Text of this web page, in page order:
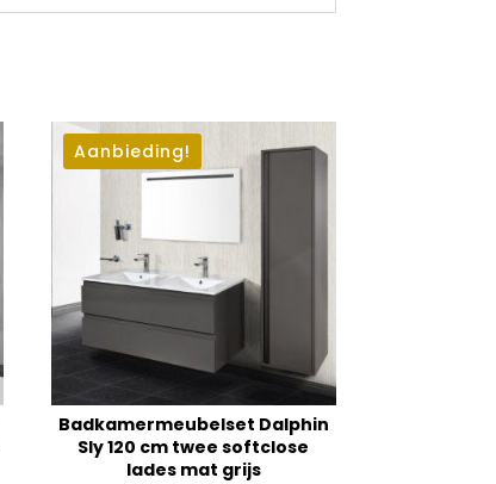
Aanbieding!
Badkamermeubelset Dalphin
Sly 120 cm twee softclose
lades mat grijs